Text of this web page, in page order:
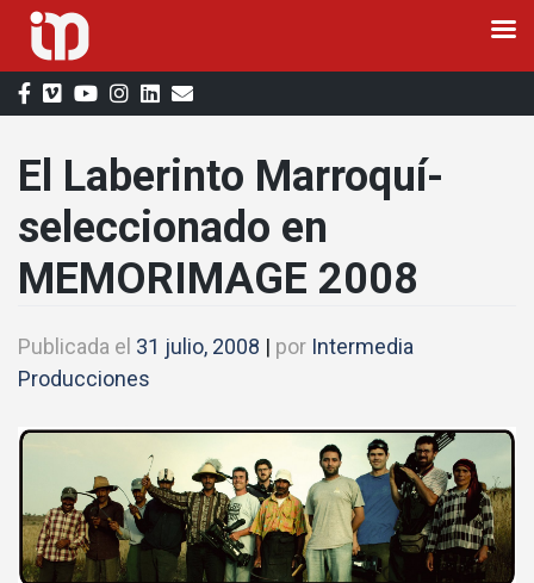
Saltar
al
El Laberinto Marroquí­
seleccionado en
MEMORIMAGE 2008
Publicada el 31 julio, 2008 | por Intermedia
Producciones